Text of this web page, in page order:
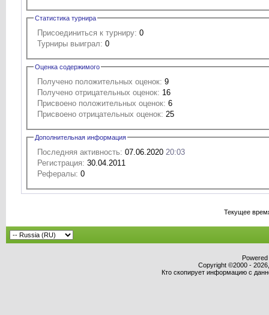
Статистика турнира
Присоединиться к турниру: 0
Турниры выиграл: 0
Оценка содержимого
Получено положительных оценок: 9
Получено отрицательных оценок: 16
Присвоено положительных оценок: 6
Присвоено отрицательных оценок: 25
Дополнительная информация
Последняя активность: 07.06.2020 20:03
Регистрация: 30.04.2011
Рефералы: 0
Текущее
Copyright ©2000 -
Кто скопирует информацию с